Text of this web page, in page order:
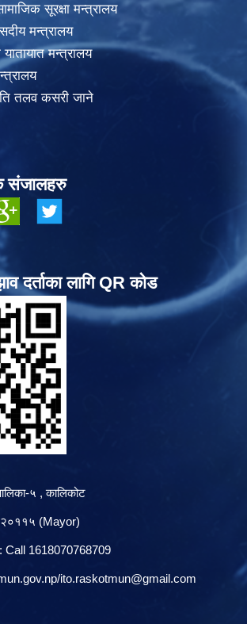
सूरक्षा मन्त्रालय
मन्त्रालय
यातायात मन्त्रालय
तलव कसरी जाने
संजालहरु
दर्ताका लागि QR कोड
५ , कालिकोट
(Mayor)
: Call 1618070768709
/ito.raskotmun@gmail.com